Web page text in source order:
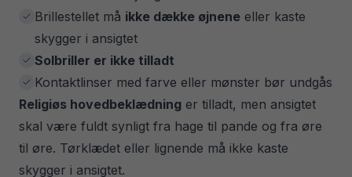
Brillestellet må ikke dække øjnene eller kaste
skygger i ansigtet
Solbriller er ikke tilladt
Kontaktlinser med farve eller mønster bør undgås
Religiøs hovedbeklædning er tilladt, men ansigtet
skal være fuldt synligt fra hage til pande og fra øre
til øre. Tørklædet eller lignende må ikke kaste
skygger i ansigtet.